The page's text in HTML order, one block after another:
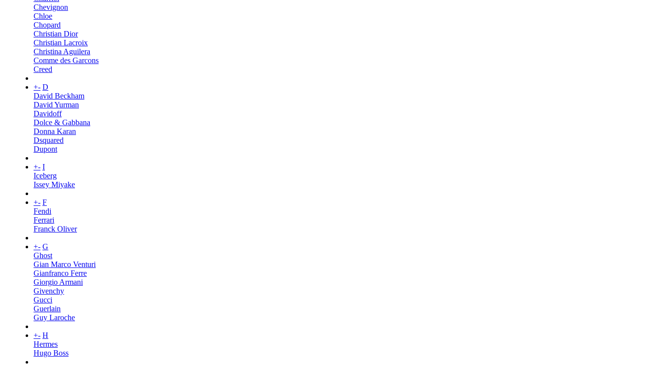
Chevignon
Chloe
Chopard
Christian Dior
Christian Lacroix
Christina Aguilera
Comme des Garcons
Creed
+- D
David Beckham
David Yurman
Davidoff
Dolce & Gabbana
Donna Karan
Dsquared
Dupont
+- I
Iceberg
Issey Miyake
+- F
Fendi
Ferrari
Franck Oliver
+- G
Ghost
Gian Marco Venturi
Gianfranco Ferre
Giorgio Armani
Givenchy
Gucci
Guerlain
Guy Laroche
+- H
Hermes
Hugo Boss